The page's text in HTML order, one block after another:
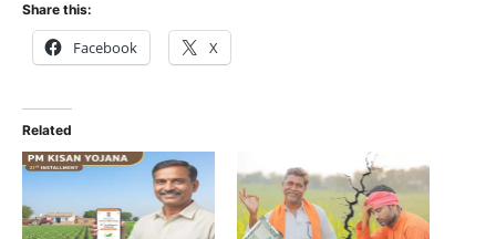
Share this:
Facebook X
Related